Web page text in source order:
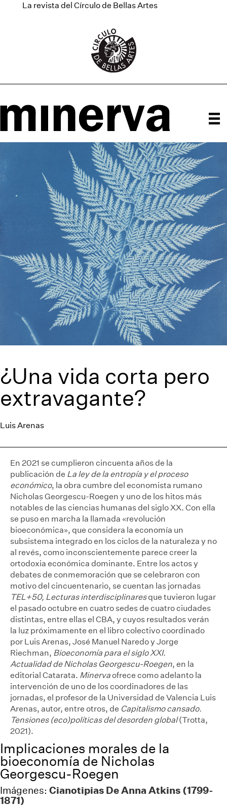
La revista del Círculo de Bellas Artes
¿Una vida corta pero
extravagante?
Luis Arenas
En 2021 se cumplieron cincuenta años de la
publicación de La ley de la entropía y el proceso
económico, la obra cumbre del economista rumano
Nicholas Georgescu-Roegen y uno de los hitos más
notables de las ciencias humanas del siglo XX. Con ella
se puso en marcha la llamada «revolución
bioeconómica», que considera la economía un
subsistema integrado en los ciclos de la naturaleza y no
al revés, como inconscientemente parece creer la
ortodoxia económica dominante. Entre los actos y
debates de conmemoración que se celebraron con
motivo del cincuentenario, se cuentan las jornadas
TEL+50, Lecturas interdisciplinaresque tuvieron lugar
el pasado octubre en cuatro sedes de cuatro ciudades
distintas, entre ellas el CBA, y cuyos resultados verán
la luz próximamente en el libro colectivo coordinado
por Luis Arenas, José Manuel Naredo y Jorge
Riechman, Bioeconomía para el sigloXXI.
Actualidadde Nicholas Georgescu-Roegen, en la
editorial Catarata. Minervaofrece como adelanto la
intervención de uno de los coordinadores de las
jornadas, el profesor de la Universidad de Valencia Luis
Arenas, autor, entre otros, de Capitalismo cansado.
Tensiones (eco)políticasdel desorden global(Trotta,
2021).
Implicaciones morales de la
bioeconomía de Nicholas
Georgescu-Roegen
Imágenes: Cianotipias De Anna Atkins (1799-
1871)